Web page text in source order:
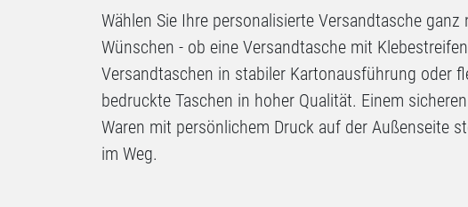
Wählen Sie Ihre personalisierte Versandtasche ganz
Wünschen - ob eine Versandtasche mit
Versandtaschen in stabiler Kartonausführung oder
bedruckte Taschen in hoher Qualität. Einem
Waren mit persönlichem Druck auf der Außenseite
im Weg.